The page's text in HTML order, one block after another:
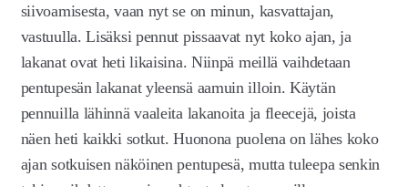
siivoamisesta, vaan nyt se on minun, kasvattajan,
vastuulla. Lisäksi pennut pissaavat nyt koko ajan, ja
lakanat ovat heti likaisina. Niinpä meillä vaihdetaan
pentupesän lakanat yleensä aamuin illoin. Käytän
pennuilla lähinnä vaaleita lakanoita ja fleecejä, joista
näen heti kaikki sotkut. Huonona puolena on lähes koko
ajan sotkuisen näköinen pentupesä, mutta tuleepa senkin